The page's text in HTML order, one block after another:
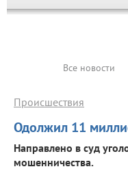
Все новости
Одолжил 11
Происшествия
Направлено в суд
мошенничества.